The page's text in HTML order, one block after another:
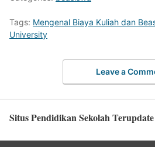
Tags: Mengenal Biaya Kuliah dan
University
Leave a
Situs Pendidikan Sekolah